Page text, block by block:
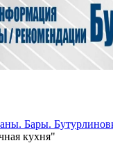
Бары.
кухня"